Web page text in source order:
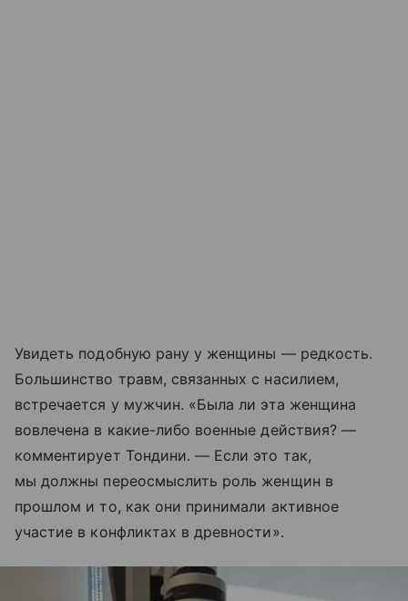
Увидеть подобную ​​рану у женщины — редкость.
Большинство травм, связанных с насилием,
встречается у мужчин. «Была ли эта женщина
вовлечена в какие-либо военные действия? —
комментирует Тондини. — Если это так,
мы должны переосмыслить роль женщин в
прошлом и то, как они принимали активное
участие в конфликтах в древности».